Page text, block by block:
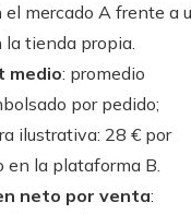
el mercado A frente a
la tienda propia.
medio: promedio
por pedido;
ilustrativa: 28 € por
en la plataforma B.
neto por venta: